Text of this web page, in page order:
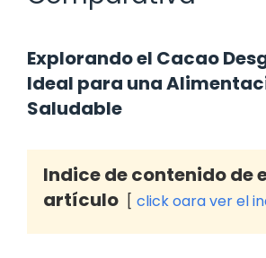
Explorando el Cacao
Ideal para una
Saludable
Indice de contenido de
artículo
click oara ver el